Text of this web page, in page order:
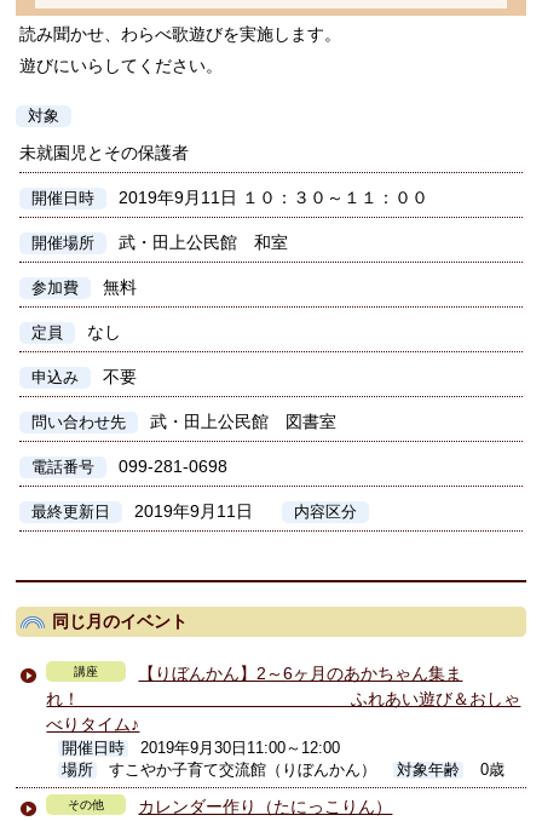
読み聞かせ、わらべ歌遊びを実施します。
遊びにいらしてください。
対象
未就園児とその保護者
開催日時 2019年9月11日 １０：３０～１１：００
開催場所 武・田上公民館 和室
参加費 無料
定員 なし
申込み 不要
問い合わせ先 武・田上公民館 図書室
電話番号 099-281-0698
最終更新日 2019年9月11日 内容区分
同じ月のイベント
講座
【りぼんかん】2～6ヶ月のあかちゃん集ま
れ！ ふれあい遊び＆おしゃ
べりタイム♪
開催日時
2019年9月30日11:00～12:00
場所
すこやか子育て交流館（りぼんかん） 対象年齢 0歳
その他 カレンダー作り（たにっこりん）